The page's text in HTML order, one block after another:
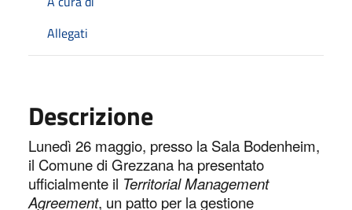
Allegati
Descrizione
Lunedì 26 maggio, presso la Sala Bodenheim,
il Comune di Grezzana ha presentato
ufficialmente il Territorial Management
Agreement, un patto per la gestione